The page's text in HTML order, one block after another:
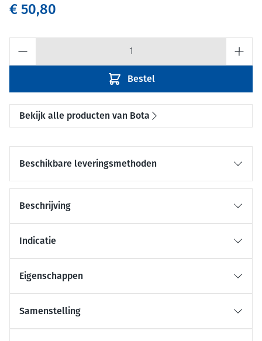
€ 50,80
Bestel
Bekijk alle producten van Bota
Beschikbare leveringsmethoden
Beschrijving
Indicatie
Eigenschappen
Samenstelling